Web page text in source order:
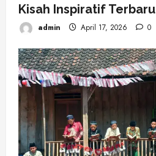
Kisah Inspiratif Terbaru
admin April 17, 2026 0